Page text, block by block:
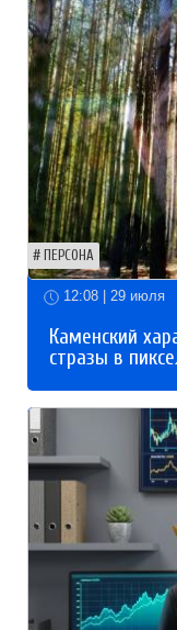
ПЕРСОНА
12:08 | 29 июля
Каменский
стразы в